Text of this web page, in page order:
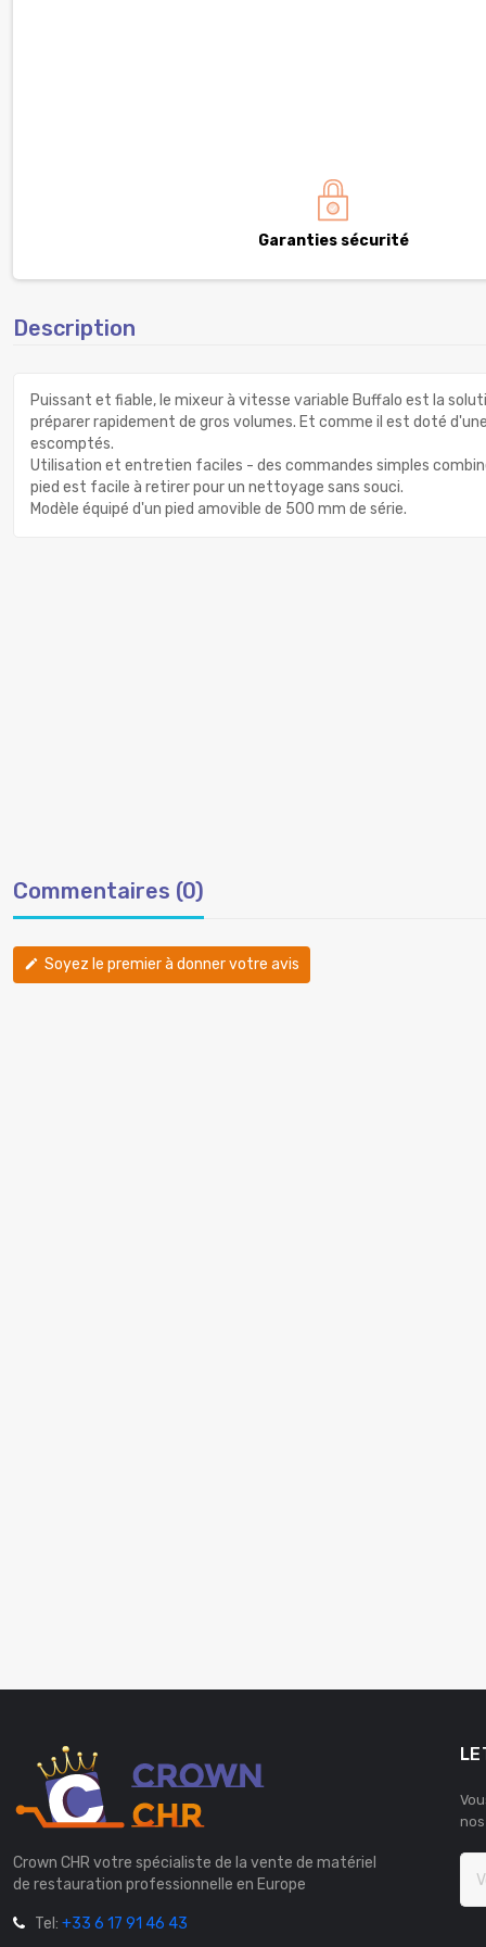
Garanties sécurité
Description
Puissant et fiable, le mixeur à vitesse variable Buffalo est la
préparer rapidement de gros volumes. Et comme il est doté
escomptés.
Utilisation et entretien faciles - des commandes simples
pied est facile à retirer pour un nettoyage sans souci.
Modèle équipé d'un pied amovible de 500 mm de série.
Commentaires (0)
edit Soyez le premier à donner votre avis
Crown CHR votre spécialiste de la vente de matériel
de restauration professionnelle en Europe
Tel: +33 6 17 91 46 43